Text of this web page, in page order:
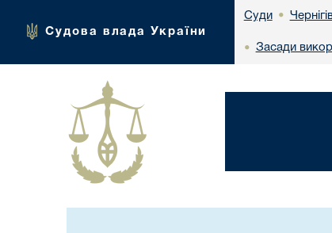
Судова влада України
Суди •
• Засади